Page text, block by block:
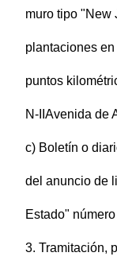
muro tipo "New
plantaciones
puntos
N-IIAvenida de
c) Boletín o
del anuncio de
Estado"
3. Tramitación,